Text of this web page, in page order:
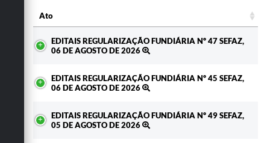
Ato
EDITAIS REGULARIZAÇÃO FUNDIÁRIA Nº 47 SEFAZ,
06 DE AGOSTO DE 2026
EDITAIS REGULARIZAÇÃO FUNDIÁRIA Nº 45 SEFAZ,
06 DE AGOSTO DE 2026
EDITAIS REGULARIZAÇÃO FUNDIÁRIA Nº 49 SEFAZ,
05 DE AGOSTO DE 2026